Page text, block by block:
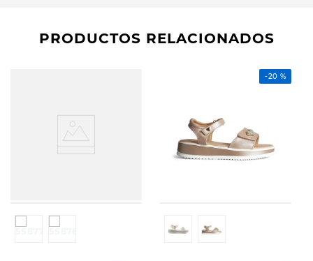
PRODUCTOS RELACIONADOS
-20 %